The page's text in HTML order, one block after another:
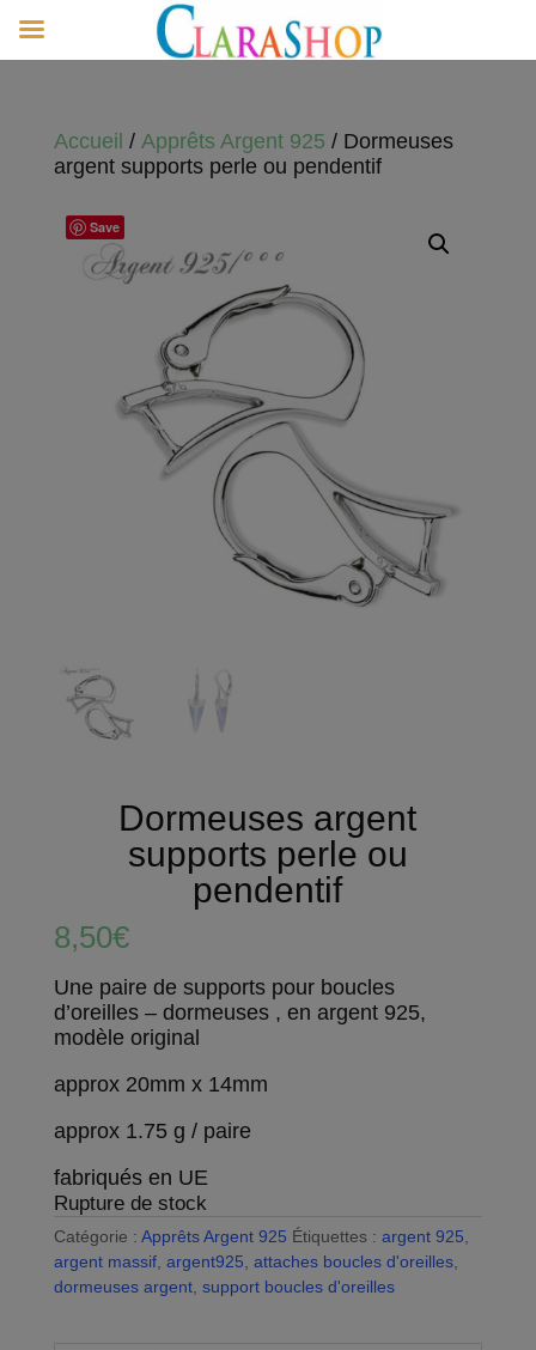
Accueil / Apprêts Argent 925 / Dormeuses
argent supports perle ou pendentif
Save
Dormeuses argent
supports perle ou
pendentif
8,50€
Une paire de supports pour boucles
d’oreilles – dormeuses , en argent 925,
modèle original
approx 20mm x 14mm
approx 1.75 g / paire
fabriqués en UE
Rupture de stock
Catégorie : Apprêts Argent 925 Étiquettes : argent 925
argent massif, argent925 attaches boucles d'oreilles,
dormeuses argent, support boucles d'oreilles